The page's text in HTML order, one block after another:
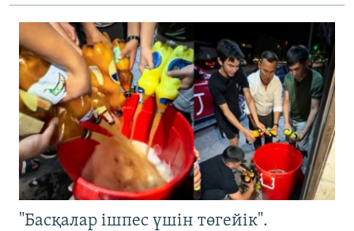
"Басқалар ішпес үшін төгейік".